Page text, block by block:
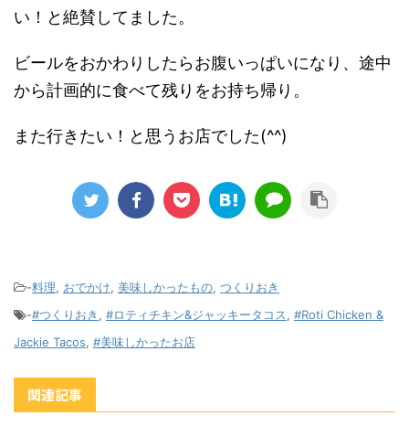
い！と絶賛してました。
ビールをおかわりしたらお腹いっぱいになり、途中
から計画的に食べて残りをお持ち帰り。
また行きたい！と思うお店でした(^^)
-料理, おでかけ, 美味しかったもの, つくりおき
-#つくりおき , #ロティチキン&ジャッキータコス, #Roti Chicken &
Jackie Tacos, #美味しかったお店
関連記事